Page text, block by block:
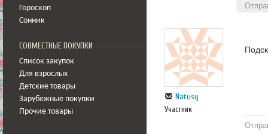
Гороскоп
Сонник
СОВМЕСТНЫЕ ПОКУПКИ
Список закупок
Для взрослых
Детские товары
Зарубежные покупки
Прочие товары
Natusy
Участник